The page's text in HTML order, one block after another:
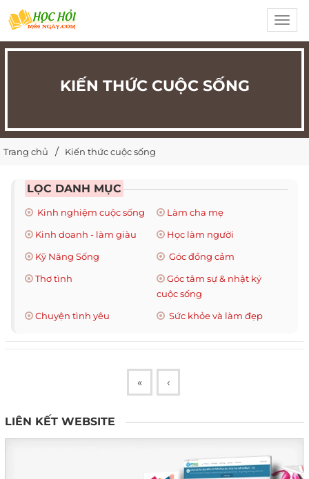
KIẾN THỨC CUỘC SỐNG
Trang chủ Kiến thức cuộc sống
LỌC DANH MỤC
Kinh nghiệm cuộc sống
Làm cha mẹ
Kinh doanh - làm giàu
Học làm người
Kỹ Năng Sống
Góc đồng cảm
Thơ tình
Góc tâm sự & nhật ký
cuộc sống
Chuyện tình yêu
Sức khỏe và làm đẹp
« ‹
LIÊN KẾT WEBSITE